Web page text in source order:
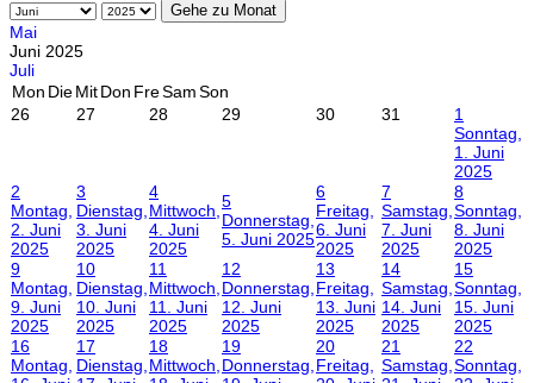
Gehe zu Monat
Mai
Juni 2025
Juli
Mon DieMitDon FreSamSon
26
27 28 29 30 31
1
Sonntag,
1. Juni
2025
2
Montag,
2. Juni
2025
3
Dienstag,
3. Juni
2025
4
Mittwoch,
4. Juni
2025
5
Donnerstag,
5. Juni 2025
6
Freitag,
6. Juni
2025
7
Samstag,
7. Juni
2025
8
Sonntag,
8. Juni
2025
9
Montag,
9. Juni
2025
10
Dienstag,
10. Juni
2025
11
Mittwoch,
11. Juni
2025
12
Donnerstag,
12. Juni
2025
13
Freitag,
13. Juni
2025
14
Samstag,
14. Juni
2025
15
Sonntag,
15. Juni
2025
16
Montag,
17
Dienstag,
18
Mittwoch,
19
Donnerstag,
20
Freitag,
21
Samstag,
22
Sonntag,